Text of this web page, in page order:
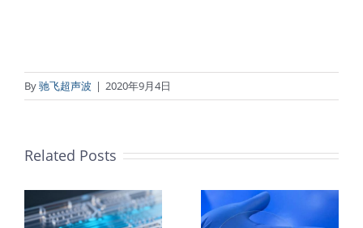
By驰飞超声波 | 2020年9月4日
Related Posts